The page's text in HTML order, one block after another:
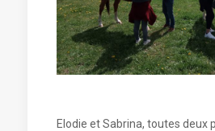
Elodie et Sabrina, toutes deux